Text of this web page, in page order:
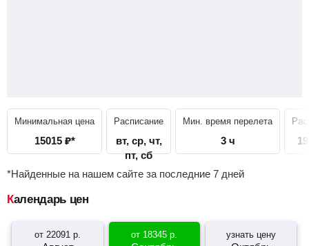
Минимальная цена
15015 ₽*
Расписание
вт, ср, чт,
пт, сб
Мин. время перелета
3 ч
*Найденные на нашем сайте за последние 7 дней
Календарь цен
от22091 р. от 18345 р. узнать цену